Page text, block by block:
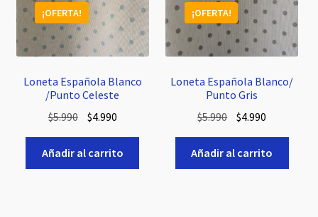
Loneta Española Blanco
/Punto Celeste
¡OFERTA!
$5.990 El
original
era:
$4.990El
actual
es:
Añadir al carrito
Loneta Española Blanco/
Punto Gris
¡OFERTA!
$5.990 El
original
era:
$4.990
actual
es:
Añadir al carrito